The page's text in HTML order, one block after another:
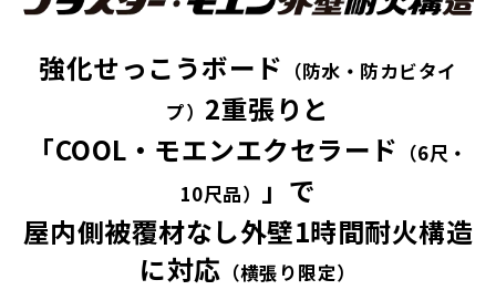
強化せっこうボード （防水・防カビタイ
プ） 2重張りと
「COOL・モエンエクセラード （6尺・
10尺品） 」で
屋内側被覆材なし外壁1時間耐火構造
に対応 （横張り限定）